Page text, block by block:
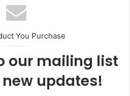
You Purchase
our mailing list
updates!